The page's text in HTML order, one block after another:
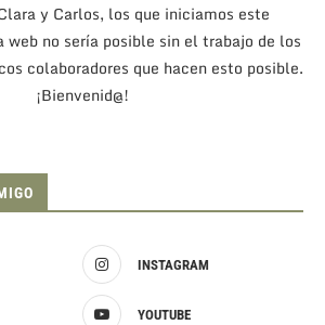
y Carlos, los que iniciamos este
web no sería posible sin el trabajo de los
colaboradores que hacen esto posible.
¡Bienvenid@!
INSTAGRAM
YOUTUBE